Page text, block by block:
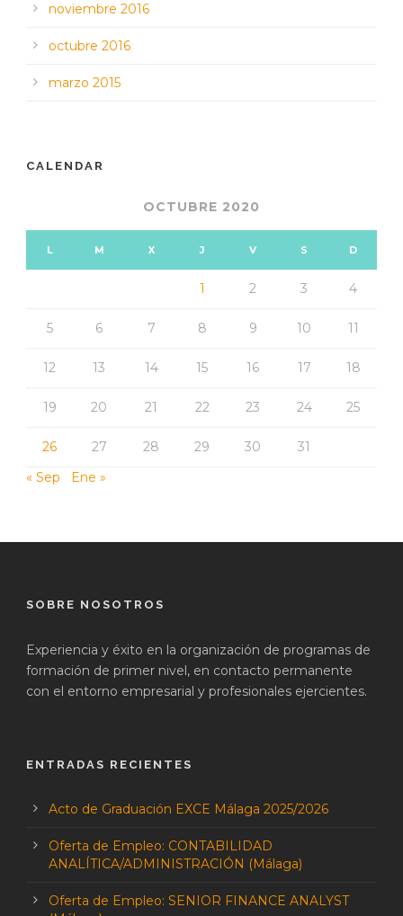
noviembre 2016
octubre 2016
marzo 2015
CALENDAR
OCTUBRE 2020
L M X J V S D
1 2 3 4
5 6 7 8 9 10 11
12 13 14 15 16 17 18
19 20 21 22 23 24 25
26 27 28 29 30
31
« Sep
Ene »
SOBRE NOSOTROS
Experiencia y éxito en la organización de programas de
formación de primer nivel, en contacto permanente
con el entorno empresarial y profesionales ejercientes.
ENTRADAS RECIENTES
Acto de Graduación EXCE Málaga 2025/2026
Oferta de Empleo: CONTABILIDAD
ANALÍTICA/ADMINISTRACIÓN (Málaga)
Oferta de Empleo: SENIOR FINANCE ANALYST